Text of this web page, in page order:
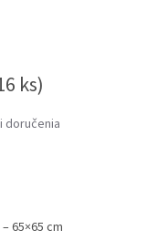
ks)
doručenia
65×65 cm